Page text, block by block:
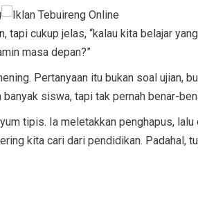
tapi cukup jelas, “kalau kita belajar
masa depan?”
Pertanyaan itu bukan soal ujian,
siswa, tapi tak pernah benar-
tipis. Ia meletakkan penghapus,
kita cari dari pendidikan. Padahal,